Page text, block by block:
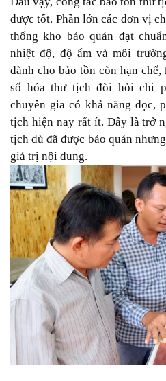
được tốt. Phần lớn các đơn vị
thống kho bảo quản đạt
nhiệt độ, độ ẩm và môi
dành cho bảo tồn còn hạn
số hóa thư tịch đòi hỏi chi
chuyên gia có khả năng đọc,
tịch hiện nay rất ít. Đây là trở
tịch dù đã được bảo quản
giá trị nội dung.